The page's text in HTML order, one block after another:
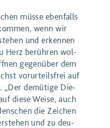
müs­se eben­falls
wenn wir
und erken­nen
Herz berüh­ren wol­
gegen­über dem
vor­ur­teils­frei auf
„Der demü­ti­ge Die­
die­se Wei­se, auch
die Zei­chen
und zu deu­